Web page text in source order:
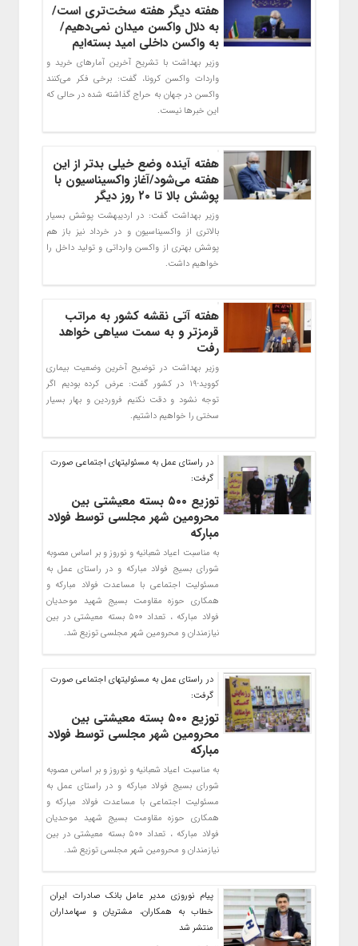
هفته دیگر هفته سخت‌تری است/
به دلال واکسن میدان نمی‌دهیم/
به واکسن داخلی امید بسته‌ایم
وزیر بهداشت با تشریح آخرین آمارهای خرید و
واردات واکسن کرونا، گفت: برخی فکر می‌کنند
واکسن در جهان به حراج گذاشته شده در حالی که
این خبرها نیست.
هفته آینده وضع خیلی بدتر از این
هفته می‌شود/آغاز واکسیناسیون با
پوشش بالا تا ۲۰ روز دیگر
وزیر بهداشت گفت: در اردیبهشت پوشش بسیار
بالاتری از واکسیناسیون و در خرداد نیز باز هم
پوشش بهتری از واکسن وارداتی و تولید داخل را
خواهیم داشت.
هفته آتی نقشه کشور به مراتب
قرمزتر و به سمت سیاهی خواهد
رفت
وزیر بهداشت در توضیح آخرین وضعیت بیماری
کووید-۱۹ در کشور گفت: عرض کرده بودیم اگر
توجه نشود و دقت نکنیم فروردین و بهار بسیار
سختی را خواهیم داشتیم.
در راستای عمل به مسئولیتهای اجتماعی صورت
گرفت:
توزیع ۵۰۰ بسته معیشتی بین
محرومین شهر مجلسی توسط فولاد
مبارکه
به مناسبت اعیاد شعبانیه و نوروز و بر اساس مصوبه
شورای بسیج فولاد مبارکه و در راستای عمل به
مسئولیت اجتماعی با مساعدت فولاد مبارکه و
همکاری حوزه مقاومت بسیج شهید موحدیان
فولاد مبارکه ، تعداد ۵۰۰ بسته معیشتی در بین
نیازمندان و محرومین شهر مجلسی توزیع شد.
در راستای عمل به مسئولیتهای اجتماعی صورت
گرفت:
توزیع ۵۰۰ بسته معیشتی بین
محرومین شهر مجلسی توسط فولاد
مبارکه
به مناسبت اعیاد شعبانیه و نوروز و بر اساس مصوبه
شورای بسیج فولاد مبارکه و در راستای عمل به
مسئولیت اجتماعی با مساعدت فولاد مبارکه و
همکاری حوزه مقاومت بسیج شهید موحدیان
فولاد مبارکه ، تعداد ۵۰۰ بسته معیشتی در بین
نیازمندان و محرومین شهر مجلسی توزیع شد.
​پیام نوروزی مدیر عامل بانک صادرات ایران
خطاب به همکاران، مشتریان و سهامداران
منتشر شد